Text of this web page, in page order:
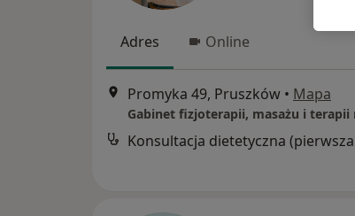
Adres Online
Promyka 49, Pruszków • Mapa
Konsultacja dietetyczna